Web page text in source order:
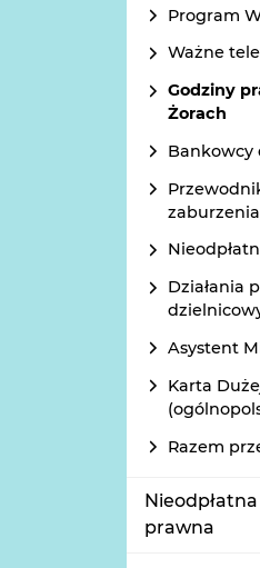
Program
Ważne
Godziny
Żorach
Bankowcy
Działania
Asystent
Karta
Razem
prawna